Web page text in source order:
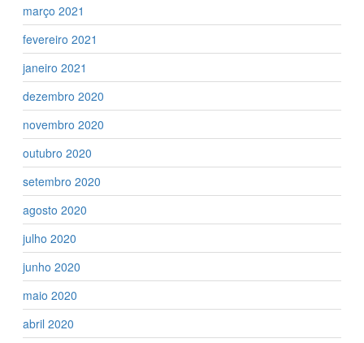
março 2021
fevereiro 2021
janeiro 2021
dezembro 2020
novembro 2020
outubro 2020
setembro 2020
agosto 2020
julho 2020
junho 2020
maio 2020
abril 2020